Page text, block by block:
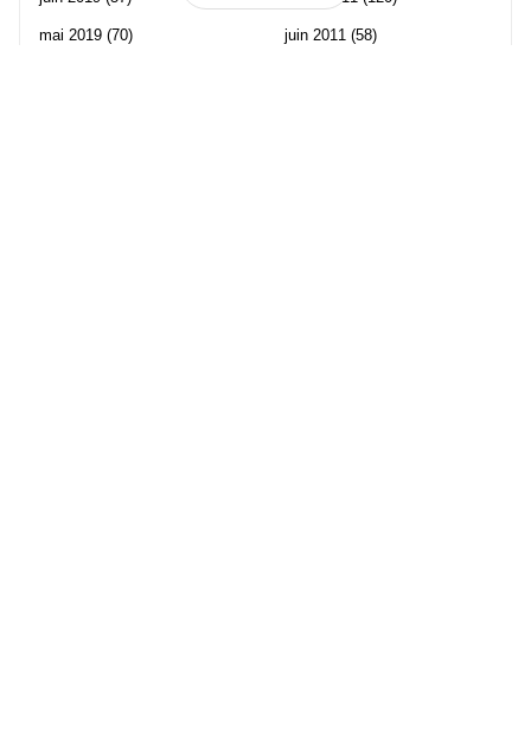
mai 2019 (70) juin 2011 (58)